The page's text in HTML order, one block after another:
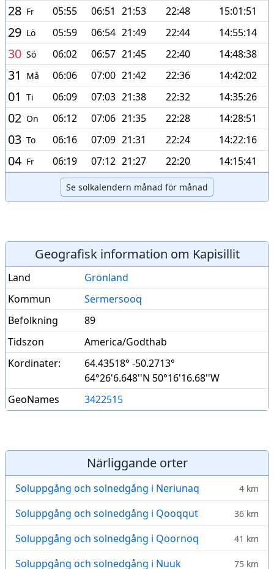
28 Fr 05:55 06:51 21:53 22:48 15:01:51
29 Lö 05:59 06:54 21:49 22:44 14:55:14
30 Sö 06:02 06:57 21:45 22:40 14:48:38
31 Må 06:06 07:00 21:42 22:36 14:42:02
01 Ti 06:09 07:03 21:38 22:32 14:35:26
02 On 06:12 07:06 21:35 22:28 14:28:51
03 To 06:16 07:09 21:31 22:24 14:22:16
04 Fr 06:19 07:12 21:27 22:20 14:15:41
Se solkalendern månad för månad
Geografisk information om Kapisillit
Land
Grönland
Kommun
Sermersooq
Befolkning
89
Tidszon
America/Godthab
Kordinater:
64.43518° -50.2713°
64°26'6.648''N 50°16'16.68''W
GeoNames
3422515
Närliggande orter
Soluppgång och solnedgång i Neriunaq 4 km
Soluppgång och solnedgång i Qooqqut 36 km
Soluppgång och solnedgång i Qoornoq 41 km
Soluppgång och solnedgång i Nuuk 75 km